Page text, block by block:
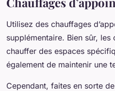
Utilisez des chauffages
supplémentaire. Bien sûr,
chauffer des espaces
également de maintenir une
Cependant, faites en sorte